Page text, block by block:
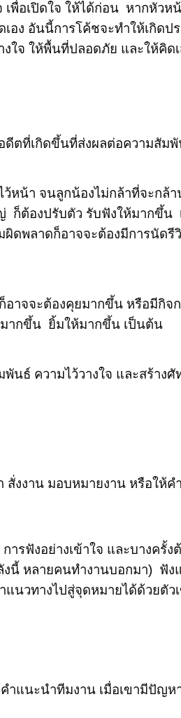
พื่อเปิดใจ ให้ได้ก่อน หากหัวห
อง อันนี้การโค้ชจะทำให้เกิ
งใจ ให้พื้นที่ปลอดภัย และให้
ตที่เกิดขึ้นที่ส่งผลต่อความสั
น้า จนลูกน้องไม่กล้าที่จะกล้
ก็ต้องปรับตัว รับฟังให้มากขึ้
ดพลาดก็อาจจะต้องมีการนัด
าจจะต้องคุยมากขึ้น หรือมีกิ
ากขึ้น ยิ้มให้มากขึ้น เป็นต้น
นธ์ ความไว้วางใจ และสร้า
สั่งงาน มอบหมายงาน หรือใ
รฟังอย่างเข้าใจ และบางค
นี้ หลายคนทำงานบอกมา) ฟั
นวทางไปสู่จุดหมายได้ด้วยตัวเ
ำแนะนำทีมงาน เมื่อเขามีปัญ